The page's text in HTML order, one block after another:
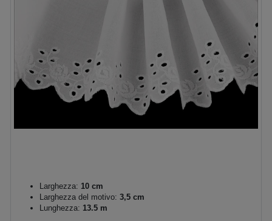
Larghezza: 10 cm
Larghezza del motivo: 3,5 cm
Lunghezza: 13.5 m